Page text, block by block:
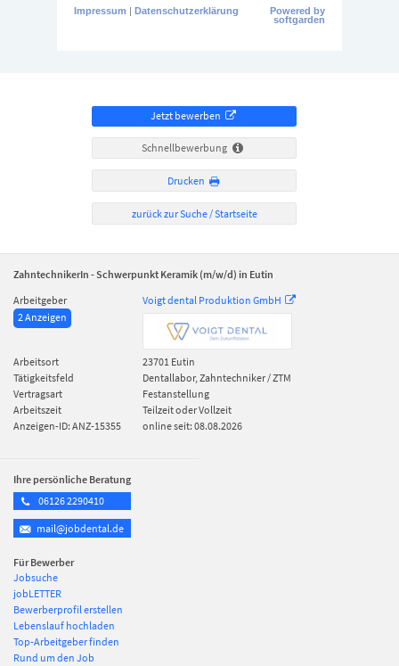
Jetzt bewerben
Schnellbewerbung
Drucken
zurück zur Suche / Startseite
ZahntechnikerIn - Schwerpunkt Keramik (m/w/d) in Eutin
Arbeitgeber
2 Anzeigen
Voigt dental Produktion GmbH
Arbeitsort 23701 Eutin
Tätigkeitsfeld
Dentallabor, Zahntechniker / ZTM
Vertragsart
Festanstellung
Arbeitszeit
Teilzeit oder Vollzeit
Anzeigen-ID: ANZ-15355
online seit: 08.08.2026
Ihre persönliche Beratung
06126 2290410
mail@jobdental.de
Für Bewerber
Jobsuche
jobLETTER
Bewerberprofil erstellen
Lebenslauf hochladen
Top-Arbeitgeber finden
Rund um den Job